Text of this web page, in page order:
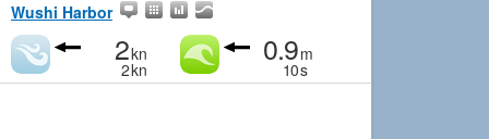
Wushi Harbor
2kn
2kn
0.9m
10s